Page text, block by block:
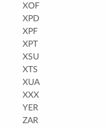
XOF
XPD
XPF
XPT
XSU
XTS
XUA
XXX
YER
ZAR